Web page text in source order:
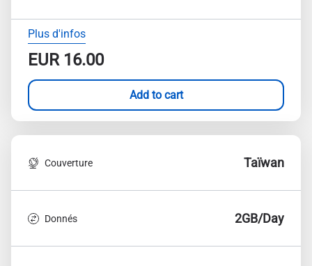
Plus d'infos
EUR16.00
Add to cart
Couverture Taïwan
Donnés 2GB/Day